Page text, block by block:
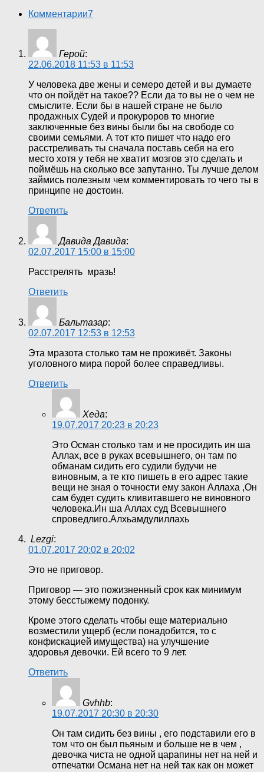
Комментарии7
Герой:
22.06.2018 11:53 в 11:53
У человека две жены и семеро детей и вы думаете
что он пойдёт на такое?? Если да то вы не о чем не
смыслите. Если бы в нашей стране не было
продажных Судей и прокуроров то многие
заключенные без вины были бы на свободе со
своими семьями. А тот кто пишет что надо его
расстреливать ты сначала поставь себя на его
место хотя у тебя не хватит мозгов это сделать и
поймёшь на сколько все запутанно. Ты лучше делом
займись полезным чем комментировать то чего ты в
принципе не достоин.
Ответить
Давида Давида:
02.07.2017 15:00 в 15:00
Расстрелять мразь!
Ответить
Бальтазар:
02.07.2017 12:53 в 12:53
Эта мразота столько там не проживёт. Законы
уголовного мира порой более справедливы.
Ответить
Хеда:
19.07.2017 20:23 в 20:23
Это Осман столько там и не просидить ин ша
Аллах, все в руках всевышнего, он там по
обманам сидить его судили будучи не
виновным, а те кто пишеть в его адрес такие
вещи не зная о точности ему закон Аллаха ,Он
сам будет судить кливитавшего не виновного
человека.Ин ша Аллах суд Всевышнего
спроведлиго.Алхьамдулиллахь
Lezgi:
01.07.2017 20:02 в 20:02
Это не приговор.
Приговор — это пожизненный срок как минимум
этому бесстыжему подонку.
Кроме этого сделать чтобы еще материально
возместили ущерб (если понадобится, то с
конфискацией имущества) на улучшение
здоровья девочки. Ей всего то 9 лет.
Ответить
Gvhhb:
19.07.2017 20:30 в 20:30
Он там сидить без вины , его подставили его в
том что он был пьяным и больше не в чем ,
девочка чиста не одной царапины нет на ней и
отпечатки Османа нет на ней так как он может